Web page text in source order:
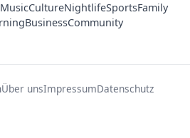
MusicCultureNightlifeSportsFamily
BusinessCommunity
Über unsImpressumDatenschutz